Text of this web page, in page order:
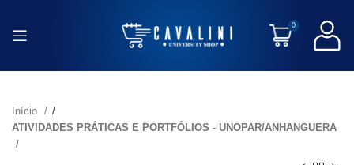
0
Início
ATIVIDADES PRÁTICAS E PORTFÓLIOS - UNOPAR/ANHANGUERA